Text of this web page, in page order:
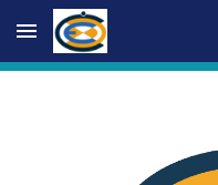
Skip to main content